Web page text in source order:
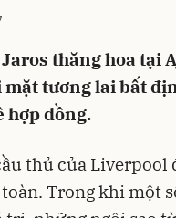
thăng hoa tại
tương lai bất
hợp đồng.
thủ của Liverpool
Trong khi một